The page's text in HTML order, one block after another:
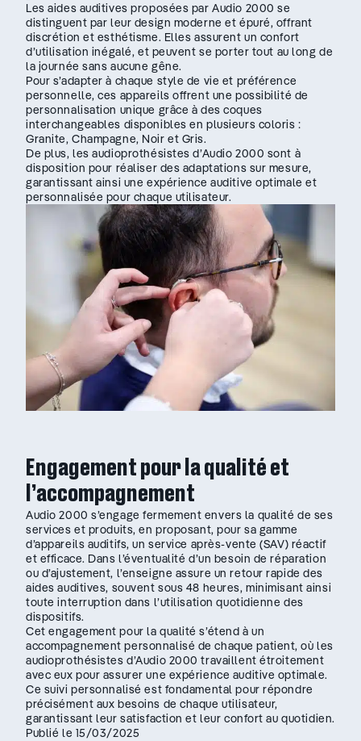
Les aides auditives proposées par Audio 2000 se
distinguent par leur design moderne et épuré, offrant
discrétion et esthétisme. Elles assurent un confort
d’utilisation inégalé, et peuvent se porter tout au long de
la journée sans aucune gêne.
Pour s’adapter à chaque style de vie et préférence
personnelle, ces appareils offrent une possibilité de
personnalisation unique grâce à des coques
interchangeables disponibles en plusieurs coloris :
Granite, Champagne, Noir et Gris.
De plus, les audioprothésistes d’Audio 2000 sont à
disposition pour réaliser des adaptations sur mesure,
garantissant ainsi une expérience auditive optimale et
personnalisée pour chaque utilisateur.
Engagement pour la qualité et
l’accompagnement
Audio 2000 s’engage fermement envers la qualité de ses
services et produits, en proposant, pour sa gamme
d’appareils auditifs, un service après-vente (SAV) réactif
et efficace. Dans l’éventualité d’un besoin de réparation
ou d’ajustement, l’enseigne assure un retour rapide des
aides auditives, souvent sous 48 heures, minimisant ainsi
toute interruption dans l’utilisation quotidienne des
dispositifs.
Cet engagement pour la qualité s’étend à un
accompagnement personnalisé de chaque patient, où les
audioprothésistes d’Audio 2000 travaillent étroitement
avec eux pour assurer une expérience auditive optimale.
Ce suivi personnalisé est fondamental pour répondre
précisément aux besoins de chaque utilisateur,
garantissant leur satisfaction et leur confort au quotidien.
Publié le 15/03/2025